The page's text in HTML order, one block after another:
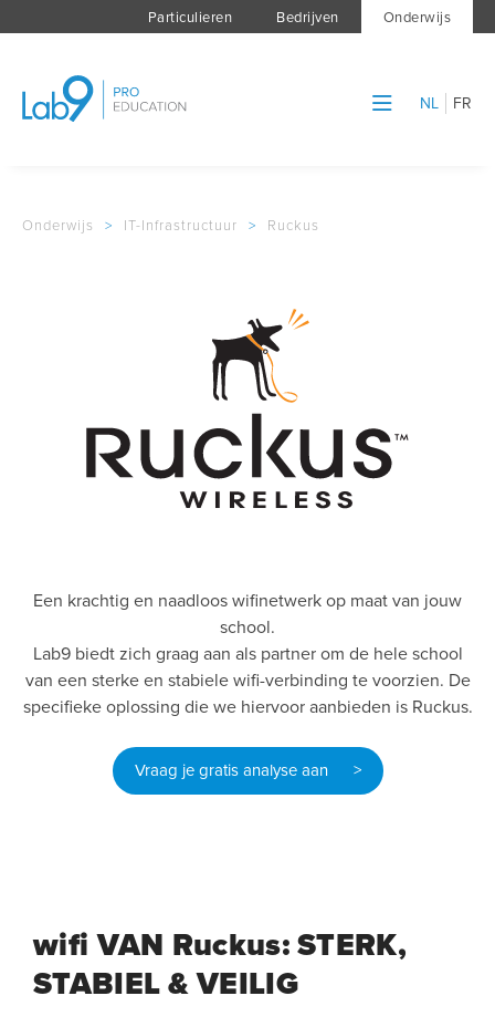
Particulieren Bedrijven Onderwijs
NL FR
Onderwijs > IT-Infrastructuur > Ruckus
Een krachtig en naadloos wifinetwerk op maat van jouw
school.
Lab9 biedt zich graag aan als partner om de hele school
van een sterke en stabiele wifi-verbinding te voorzien. De
specifieke oplossing die we hiervoor aanbieden is Ruckus.
Vraag je gratis analyse aan >
wifi VAN Ruckus: STERK,
STABIEL & VEILIG